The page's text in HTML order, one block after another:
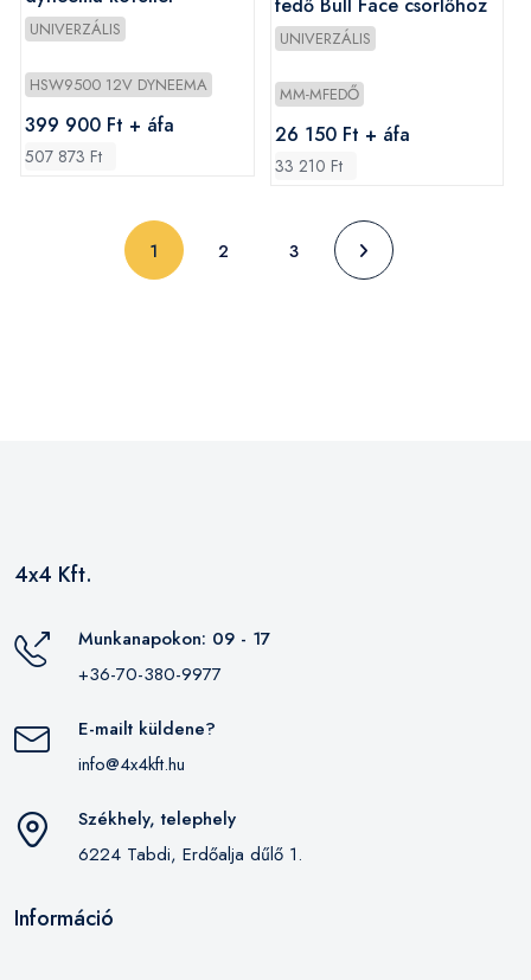
UNIVERZÁLIS
HSW9500 12V DYNEEMA
399 900 Ft + áfa
507 873 Ft
UNIVERZÁLIS
MM-MFEDŐ
26 150 Ft + áfa
33 210 Ft
1 (current)2 3
4x4 Kft.
Munkanapokon: 09 - 17
+36-70-380-9977
E-mailt küldene?
info@4x4kft.hu
Székhely, telephely
6224 Tabdi, Erdőalja dűlő 1.
Információ